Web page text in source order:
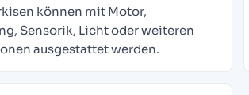
können mit Motor,
Sensorik, Licht oder weiteren
ausgestattet werden.